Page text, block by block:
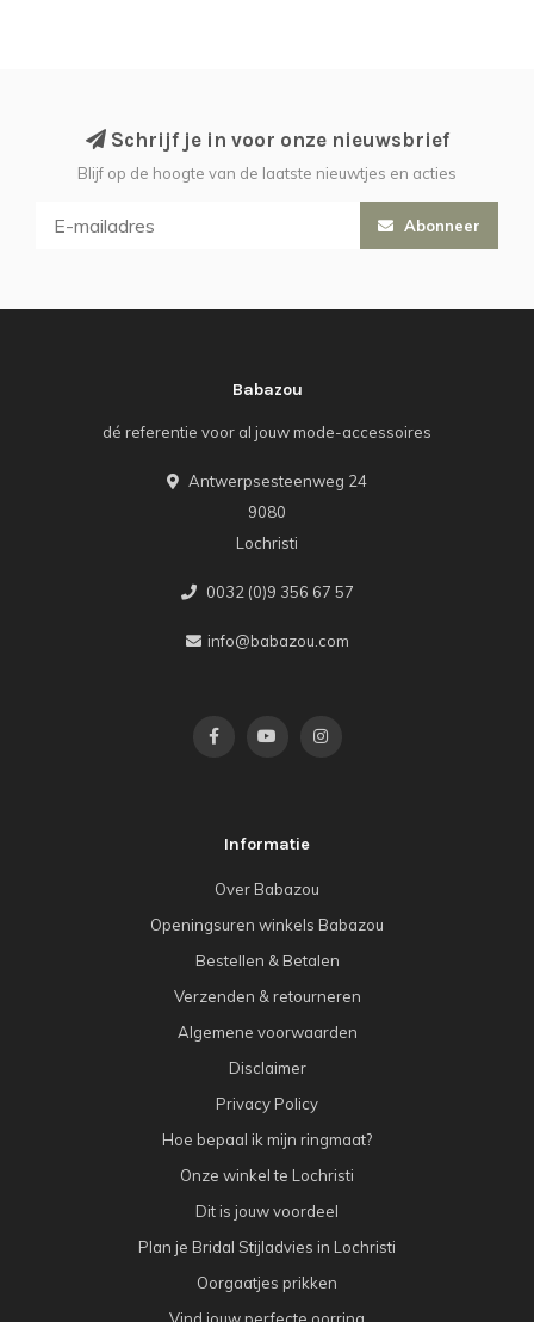
Schrijf je in voor onze nieuwsbrief
Blijf op de hoogte van de laatste nieuwtjes en acties
Abonneer
Babazou
dé referentie voor al jouw mode-accessoires
Antwerpsesteenweg 24
9080
Lochristi
0032 (0)9 356 67 57
info@babazou.com
Informatie
Over Babazou
Openingsuren winkels Babazou
Bestellen & Betalen
Verzenden & retourneren
Algemene voorwaarden
Disclaimer
Privacy Policy
Hoe bepaal ik mijn ringmaat?
Onze winkel te Lochristi
Dit is jouw voordeel
Plan je Bridal Stijladvies in Lochristi
Oorgaatjes prikken